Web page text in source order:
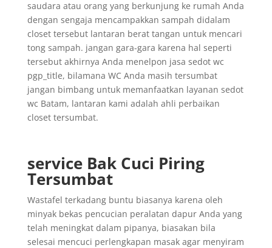
saudara atau orang yang berkunjung ke rumah Anda
dengan sengaja mencampakkan sampah didalam
closet tersebut lantaran berat tangan untuk mencari
tong sampah. jangan gara-gara karena hal seperti
tersebut akhirnya Anda menelpon jasa sedot wc
pgp_title, bilamana WC Anda masih tersumbat
jangan bimbang untuk memanfaatkan layanan sedot
wc Batam, lantaran kami adalah ahli perbaikan
closet tersumbat.
service Bak Cuci Piring
Tersumbat
Wastafel terkadang buntu biasanya karena oleh
minyak bekas pencucian peralatan dapur Anda yang
telah meningkat dalam pipanya, biasakan bila
selesai mencuci perlengkapan masak agar menyiram